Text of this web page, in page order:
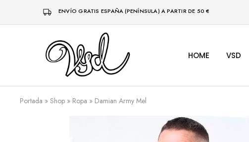
ENVÍO GRATIS ESPAÑA (PENÍNSULA) A PARTIR DE 50 €
Vsd
Ropa
complementos
1996
HOME VSD
Portada » Shop » Ropa » Damian Army Mel